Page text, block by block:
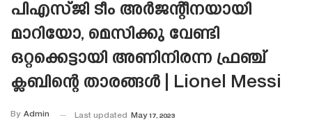
പിഎസ്‌ജി ടീം അർജന്റീനയായി
മാറിയോ, മെസിക്കു വേണ്ടി
ഒറ്റക്കെട്ടായി അണിനിരന്ന ഫ്രഞ്ച്
ക്ലബിന്റെ താരങ്ങൾ | Lionel Messi
By Admin Last updated May 17, 2023